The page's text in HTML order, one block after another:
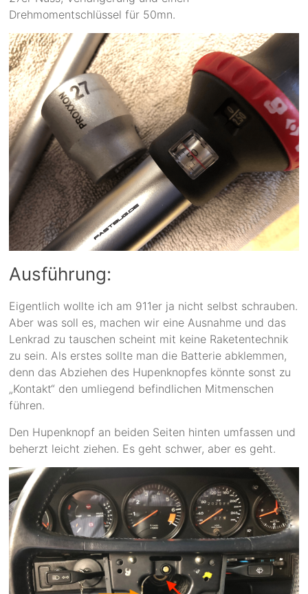
Drehmomentschlüssel für 50mn.
Ausführung:
Eigentlich wollte ich am 911er ja nicht selbst schrauben.
Aber was soll es, machen wir eine Ausnahme und das
Lenkrad zu tauschen scheint mit keine Raketentechnik
zu sein. Als erstes sollte man die Batterie abklemmen,
denn das Abziehen des Hupenknopfes könnte sonst zu
„Kontakt“ den umliegend befindlichen Mitmenschen
führen.
Den Hupenknopf an beiden Seiten hinten umfassen und
beherzt leicht ziehen. Es geht schwer, aber es geht.